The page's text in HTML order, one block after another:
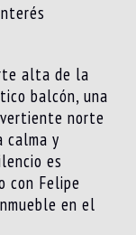
alta de la
balcón, una
norte
calma y
es
con Felipe
en el